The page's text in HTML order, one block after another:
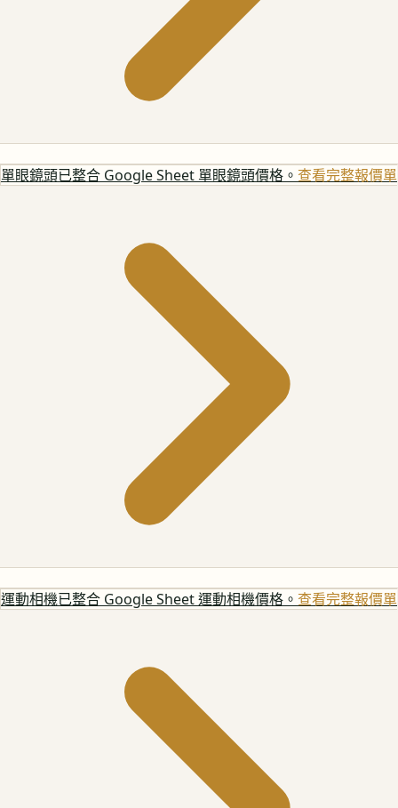
單眼鏡頭已整合 Google Sheet 單眼鏡頭價格。 查看完整報價單
運動相機已整合 Google Sheet 運動相機價格。 查看完整報價單